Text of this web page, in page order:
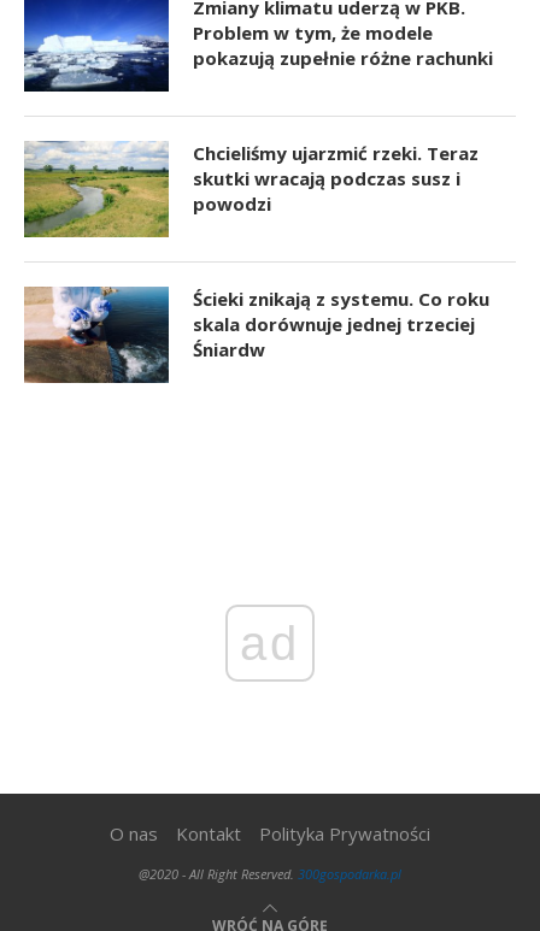
Zmiany klimatu uderzą w PKB.
Problem w tym, że modele
pokazują zupełnie różne rachunki
Chcieliśmy ujarzmić rzeki. Teraz
skutki wracają podczas susz i
powodzi
Ścieki znikają z systemu. Co roku
skala dorównuje jednej trzeciej
Śniardw
ad
O nas Kontakt Polityka Prywatności
@2020 - All Right Reserved. 300gospodarka.pl
WRÓĆ NA GÓRĘ